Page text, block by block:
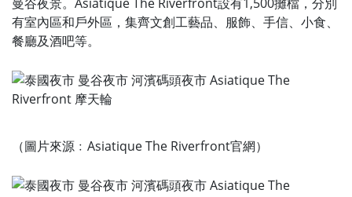
曼谷夜景。Asiatique The Riverfront設有1,500攤檔，分別
有室內區和戶外區，集齊文創工藝品、服飾、手信、小食、
餐廳及酒吧等。
（圖片來源﹕Asiatique The Riverfront官網）